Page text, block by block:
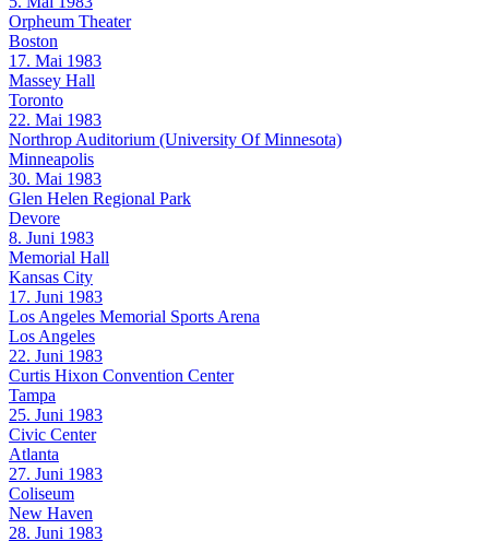
Orpheum Theater
Boston
17. Mai 1983
Massey Hall
Toronto
22. Mai 1983
Northrop Auditorium (University Of Minnesota)
Minneapolis
30. Mai 1983
Glen Helen Regional Park
Devore
8. Juni 1983
Memorial Hall
Kansas City
17. Juni 1983
Los Angeles Memorial Sports Arena
Los Angeles
22. Juni 1983
Curtis Hixon Convention Center
Tampa
25. Juni 1983
Civic Center
Atlanta
27. Juni 1983
Coliseum
New Haven
28. Juni 1983